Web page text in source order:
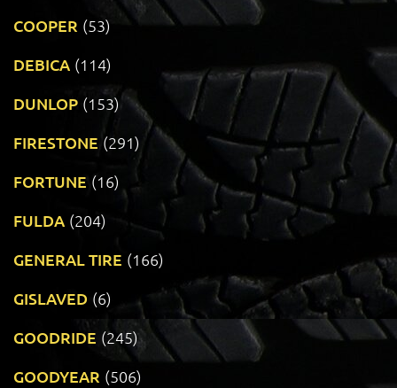
COOPER (53)
DEBICA (114)
DUNLOP (153)
FIRESTONE (291)
FORTUNE (16)
FULDA (204)
GENERAL TIRE (166)
GISLAVED (6)
GOODRIDE (245)
GOODYEAR (506)